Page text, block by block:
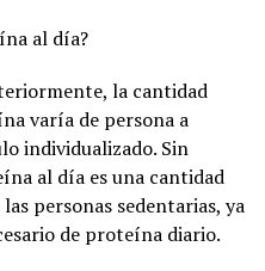
al día?
la cantidad
varía de persona a
individualizado. Sin
al día es una cantidad
personas sedentarias, ya
de proteína diario.